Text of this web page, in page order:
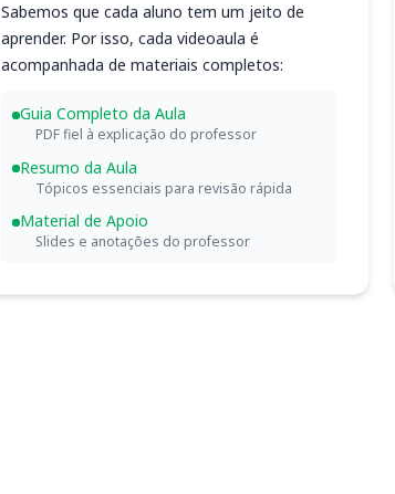
Sabemos que cada aluno tem um jeito de
aprender. Por isso, cada videoaula é
acompanhada de materiais completos:
Guia Completo da Aula
PDF fiel à explicação do professor
Resumo da Aula
Tópicos essenciais para revisão rápida
Material de Apoio
Slides e anotações do professor